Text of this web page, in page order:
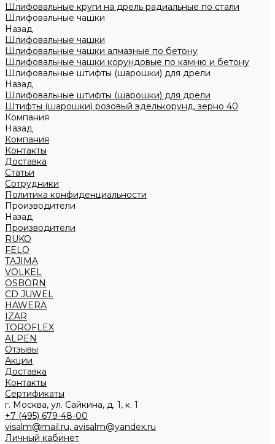
Шлифовальные круги на дрель радиальные по стали
Шлифовальные чашки
Назад
Шлифовальные чашки
Шлифовальные чашки алмазные по бетону
Шлифовальные чашки корундовые по камню и бетону
Шлифовальные штифты (шарошки) для дрели
Назад
Шлифовальные штифты (шарошки) для дрели
Штифты (шарошки) розовый эделькорунд, зерно 40
Компания
Назад
Компания
Контакты
Доставка
Статьи
Сотрудники
Политика конфиденциальности
Производители
Назад
Производители
RUKO
FELO
TAJIMA
VOLKEL
OSBORN
CD JUWEL
HAWERA
IZAR
TOROFLEX
ALPEN
Отзывы
Акции
Доставка
Контакты
Сертификаты
г. Москва, ул. Сайкина, д. 1, к. 1
+7 (495) 679-48-00
visalm@mail.ru, avisalm@yandex.ru
Личный кабинет